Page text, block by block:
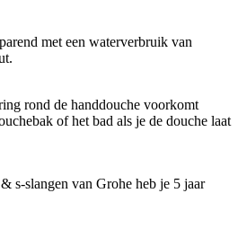
met een waterverbruik van
rond de handdouche voorkomt
of het bad als je de douche laat
s-slangen van Grohe heb je 5 jaar